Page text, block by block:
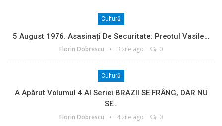
Cultură
5 August 1976. Asasinați De Securitate: Preotul Vasile…
Florin Dobrescu 3 zile ago 0
Cultură
A Apărut Volumul 4 Al Seriei BRAZII SE FRÂNG, DAR NU
SE…
Florin Dobrescu 4 zile ago 0